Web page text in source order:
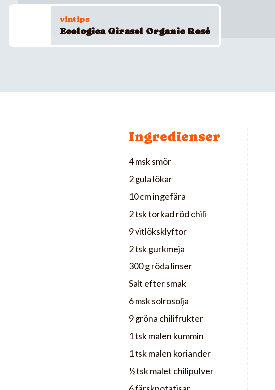
vintips
Ecologica Girasol Organic Rosé
Ingredienser
4 msk smör
2 gula lökar
10 cm ingefära
2 tsk torkad röd chili
9 vitlöksklyftor
2 tsk gurkmeja
300 g röda linser
Salt efter smak
6 msk solrosolja
9 gröna chilifrukter
1 tsk malen kummin
1 tsk malen koriander
½ tsk malet chilipulver